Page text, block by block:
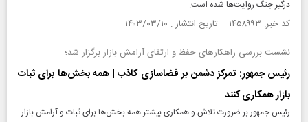
درگیر جنگ روایت‌ها شده است.
کد خبر: ۱۴۵۸۹۹۳ تاریخ انتشار : ۱۴۰۳/۰۳/۱۰
نشست بررسی راهکار‌های حفظ و ارتقای آرامش بازار برگزار شد؛
رئیس جمهور: تمرکز دشمن بر فضاسازی کاذب | همه بخش‌ها برای ثبات
بازار همکاری کنند
رئیس جمهور بر ضرورت تلاش و همکاری بیشتر همه بخش‌ها برای ثبات و آرامش بازار